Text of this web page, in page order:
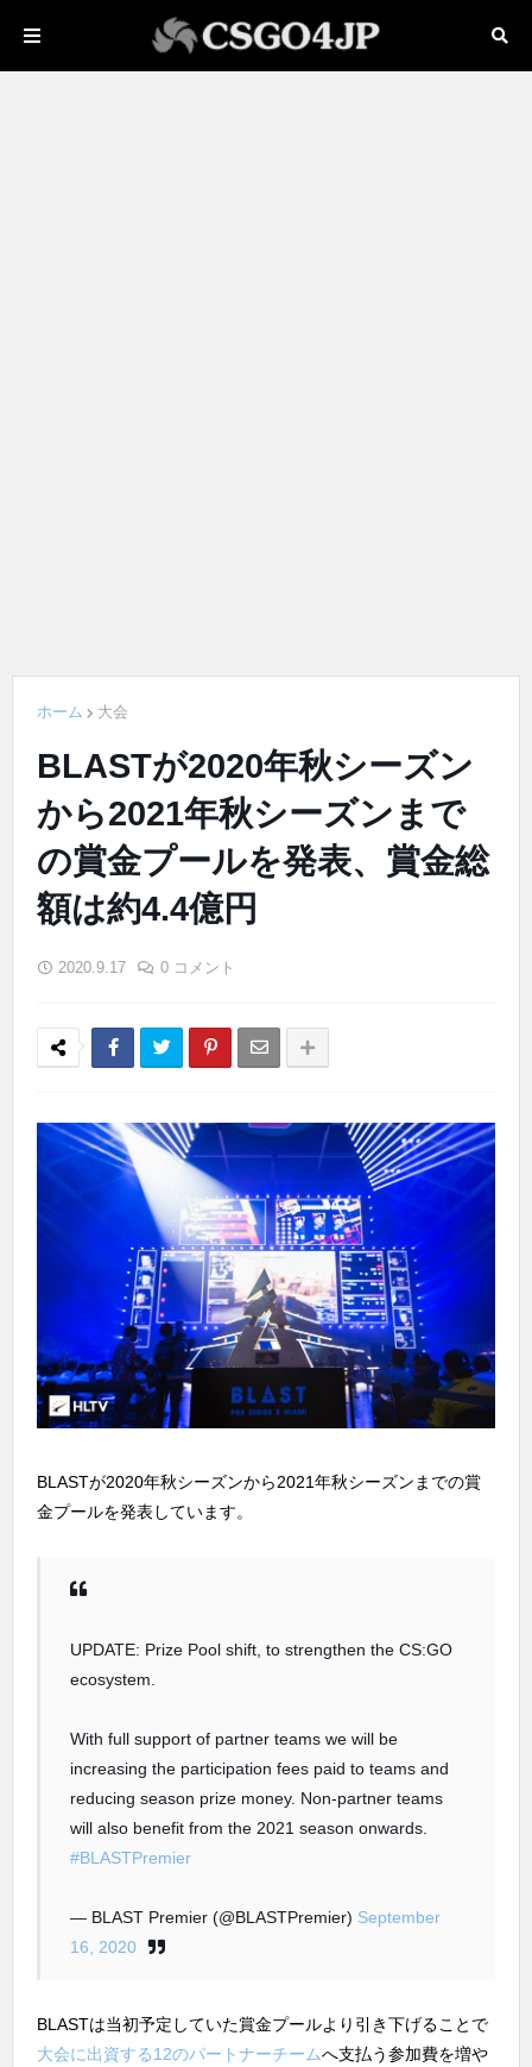
ホーム 大会
BLASTが2020年秋シーズン
から2021年秋シーズンまで
の賞金プールを発表、賞金総
額は約4.4億円
2020.9.17 0 コメント
BLASTが2020年秋シーズンから2021年秋シーズンまでの賞
金プールを発表しています。
UPDATE: Prize Pool shift, to strengthen the CS:GO
ecosystem.
With full support of partner teams we will be
increasing the participation fees paid to teams and
reducing season prize money. Non-partner teams
will also benefit from the 2021 season onwards.
#BLASTPremier
— BLAST Premier (@BLASTPremier) September
16, 2020
BLASTは当初予定していた賞金プールより引き下げることで
大会に出資する12のパートナーチームへ支払う参加費を増や